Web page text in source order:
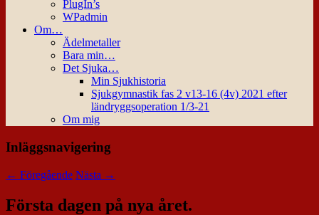
PlugIn’s
WPadmin
Om…
Ädelmetaller
Bara min…
Det Sjuka…
Min Sjukhistoria
Sjukgymnastik fas 2 v13-16 (4v) 2021 efter
ländryggsoperation 1/3-21
Om mig
Inläggsnavigering
← Föregående Nästa →
Första dagen på nya året.